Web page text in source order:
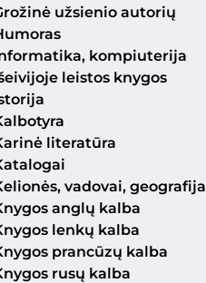
užsienio autorių
kompiuterija
leistos knygos
literatūra
vadovai, geografija
anglų kalba
lenkų kalba
prancūzų kalba
rusų kalba